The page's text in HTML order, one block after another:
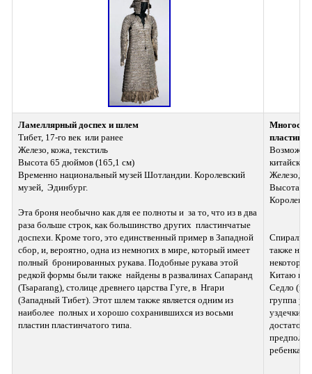
Ламеллярный доспех и шлем
Тибет, 17-го век  или ранее
Железо, кожа, текстиль
Высота 65 дюймов (165,1 см)
Временно национальный музей Шотландии. Королевский
музей,  Эдинбург.
Эта броня необычно как для ее полноты и  за то, что из в два
раза больше строк, как большинство других  пластинчатые
доспехи. Кроме того, это единственный пример в Западной
сбор, и, вероятно, одна из немногих в мире, который имеет
полный  бронированных рукава. Подобные рукава этой
редкой формы были также  найдены в развалинах Сапаранд
(Tsaparang), столице древнего царства Гуге, в  Нгари
(Западный Тибет). Этот шлем также является одним из
наиболее  полных и хорошо сохранившихся из восьми
пластин пластинчатого типа.
пластин
Возможно,
Железо,
Высота.
Спирали
также на
Китаю и
Седло
группа
уздечки
ребенка